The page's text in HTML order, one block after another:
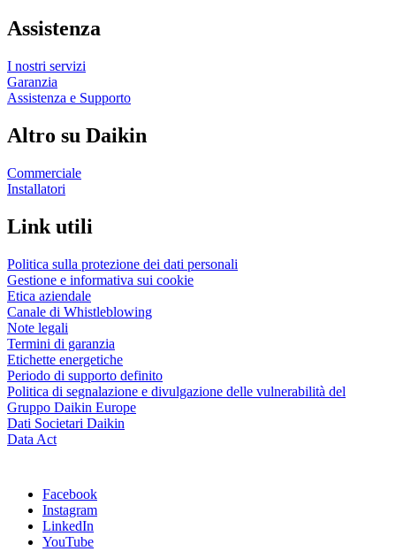
Assistenza
I nostri servizi
Garanzia
Assistenza e Supporto
Altro su Daikin
Commerciale
Installatori
Link utili
Politica sulla protezione dei dati personali
Gestione e informativa sui cookie
Etica aziendale
Canale di Whistleblowing
Note legali
Termini di garanzia
Etichette energetiche
Periodo di supporto definito
Politica di segnalazione e divulgazione delle vulnerabilità del
Gruppo Daikin Europe
Dati Societari Daikin
Data Act
Facebook
Instagram
LinkedIn
YouTube